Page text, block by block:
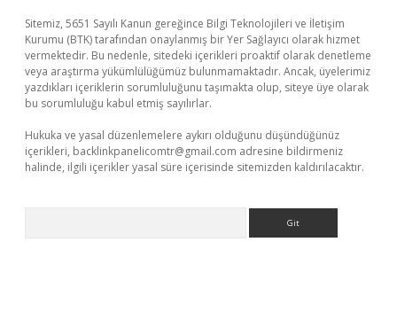
Sitemiz, 5651 Sayılı Kanun gereğince Bilgi Teknolojileri ve İletişim
Kurumu (BTK) tarafından onaylanmış bir Yer Sağlayıcı olarak hizmet
vermektedir. Bu nedenle, sitedeki içerikleri proaktif olarak denetleme
veya araştırma yükümlülüğümüz bulunmamaktadır. Ancak, üyelerimiz
yazdıkları içeriklerin sorumluluğunu taşımakta olup, siteye üye olarak
bu sorumluluğu kabul etmiş sayılırlar.
Hukuka ve yasal düzenlemelere aykırı olduğunu düşündüğünüz
içerikleri, backlinkpanelicomtr@gmail.com adresine bildirmeniz
halinde, ilgili içerikler yasal süre içerisinde sitemizden kaldırılacaktır.